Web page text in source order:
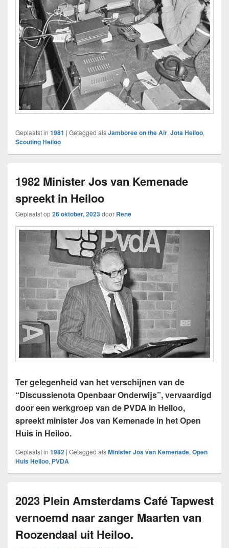
Geplaatst in 1981 | Getagged alsJamboree on the Air, Jota Heiloo,
Scouting Heiloo
1982 Minister Jos van Kemenade
spreekt in Heiloo
Geplaatst op26 oktober, 2023door Rene
Ter gelegenheid van het verschijnen van de
“Discussienota Openbaar Onderwijs”, vervaardigd
door een werkgroep van de PVDA in Heiloo,
spreekt minister Jos van Kemenade in het Open
Huis in Heiloo.
Geplaatst in 1982 | Getagged alsMinister Jos van Kemenade, Open
Huis Heiloo, PVDA
2023 Plein Amsterdams Café Tapwest
vernoemd naar zanger Maarten van
Roozendaal uit Heiloo.